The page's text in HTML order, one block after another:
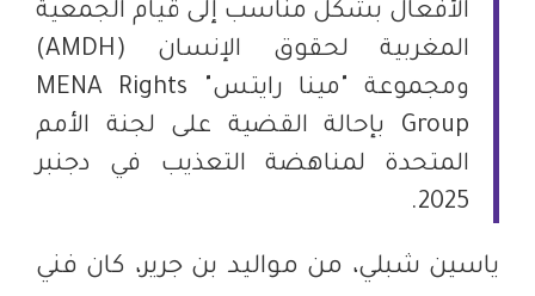
الأفعال بشكل مناسب إلى قيام الجمعية
المغربية لحقوق الإنسان (AMDH)
ومجموعة "مينا رايتس" MENA Rights
Group بإحالة القضية على لجنة الأمم
المتحدة لمناهضة التعذيب في دجنبر
2025.
ياسين شبلي، من مواليد بن جرير، كان فني